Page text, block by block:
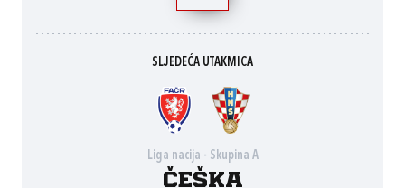
SLJEDEĆA UTAKMICA
Liga nacija - Skupina A
Češka